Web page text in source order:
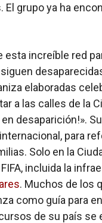
grupo ya ha
esta increíble red
elaboradas
a las calles de la
en desaparición!».
para
Solo en la
incluida la
. Muchos de los
como guía para
de su país se